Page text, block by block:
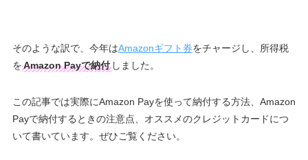
そのような訳で、今年はAmazonギフト券をチャージし、所得税
をAmazon Payで納付しました。
この記事では実際にAmazon Payを使って納付する方法、Amazon
Payで納付するときの注意点、オススメのクレジットカードにつ
いて書いています。ぜひご覧ください。